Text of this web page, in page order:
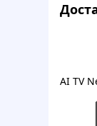
AI TV